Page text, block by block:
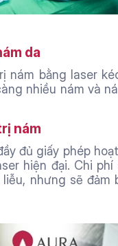
da
nám bằng laser
nhiều nám và
nám
đủ giấy phép
hiện đại. Chi
nhưng sẽ